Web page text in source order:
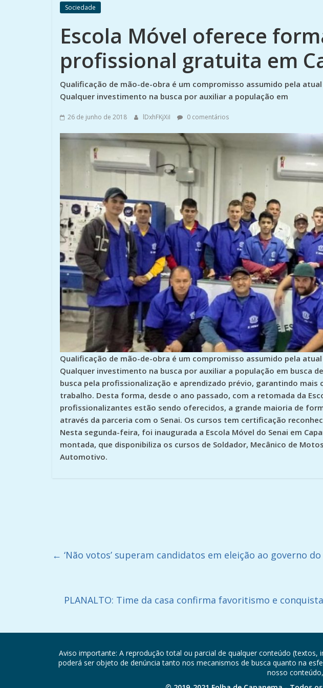
Sociedade
Escola Móvel oferece
profissional gratuita em
Qualificação de mão-de-obra é um compromisso assumido pela
Qualquer investimento na busca por auxiliar a população em
26 de junho de 2018 lDxhFKjXiI 0 comentários
Qualificação de mão-de-obra é um compromisso assumido pela
Qualquer investimento na busca por auxiliar a população em busca
busca pela profissionalização e aprendizado prévio, garantindo mais
trabalho. Desta forma, desde o ano passado, com a retomada da
profissionalizantes estão sendo oferecidos, a grande maioria de
através da parceria com o Senai. Os cursos tem certificação
Nesta segunda-feira, foi inaugurada a Escola Móvel do Senai em
montada, que disponibiliza os cursos de Soldador, Mecânico de
Automotivo.
← ‘Não votos’ superam candidatos em eleição ao governo
PLANALTO: Time da casa confirma favoritismo e
Aviso importante: A reprodução total ou parcial de qualquer conteúdo
poderá ser objeto de denúncia tanto nos mecanismos de busca quanto na
nosso